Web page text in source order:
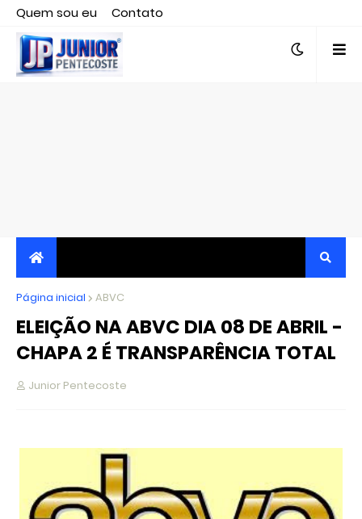
Quem sou eu
Contato
Editor responsável, jornalista Clovis Almeida.
JORNALISMO INDEPENDENTE, TRANSPARENTE E
CRÍTICO
Página inicial ABVC
ELEIÇÃO NA ABVC DIA 08 DE ABRIL -
CHAPA 2 É TRANSPARÊNCIA TOTAL
Junior Pentecoste